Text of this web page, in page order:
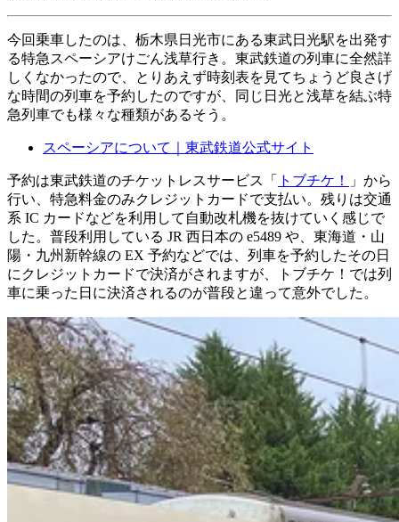
今回乗車したのは、栃木県日光市にある東武日光駅を出発す
る特急スペーシアけごん浅草行き。東武鉄道の列車に全然詳
しくなかったので、とりあえず時刻表を見てちょうど良さげ
な時間の列車を予約したのですが、同じ日光と浅草を結ぶ特
急列車でも様々な種類があるそう。
スペーシアについて｜東武鉄道公式サイト
予約は東武鉄道のチケットレスサービス「 トブチケ！
」から
行い、特急料金のみクレジットカードで支払い。残りは交通
系 IC カードなどを利用して自動改札機を抜けていく感じで
した。普段利用している JR 西日本の e5489 や、東海道・山
陽・九州新幹線の EX 予約などでは、列車を予約したその日
にクレジットカードで決済がされますが、トブチケ！では列
車に乗った日に決済されるのが普段と違って意外でした。